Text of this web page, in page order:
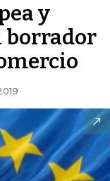
y
borrador